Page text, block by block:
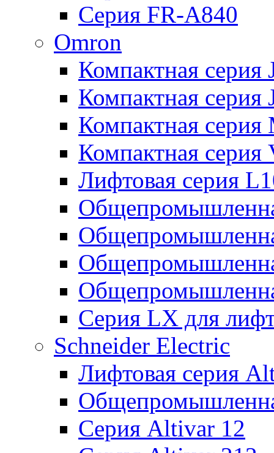
Серия FR-А840
Omron
Компактная серия
Компактная серия
Компактная серия
Компактная серия
Лифтовая серия
Серия LX для
Schneider Electric
Лифтовая серия
Серия Altivar 12